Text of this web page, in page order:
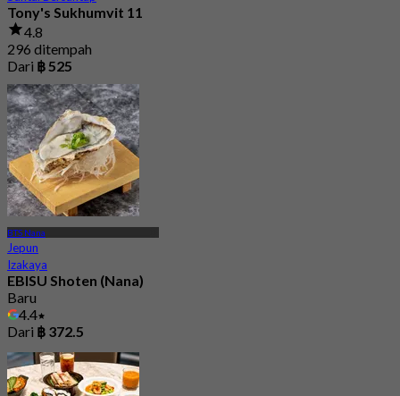
Tony's Sukhumvit 11
4.8
296 ditempah
Dari ฿ 525
BTS Nana
Jepun
Izakaya
EBISU Shoten (Nana)
Baru
4.4
Dari ฿ 372.5